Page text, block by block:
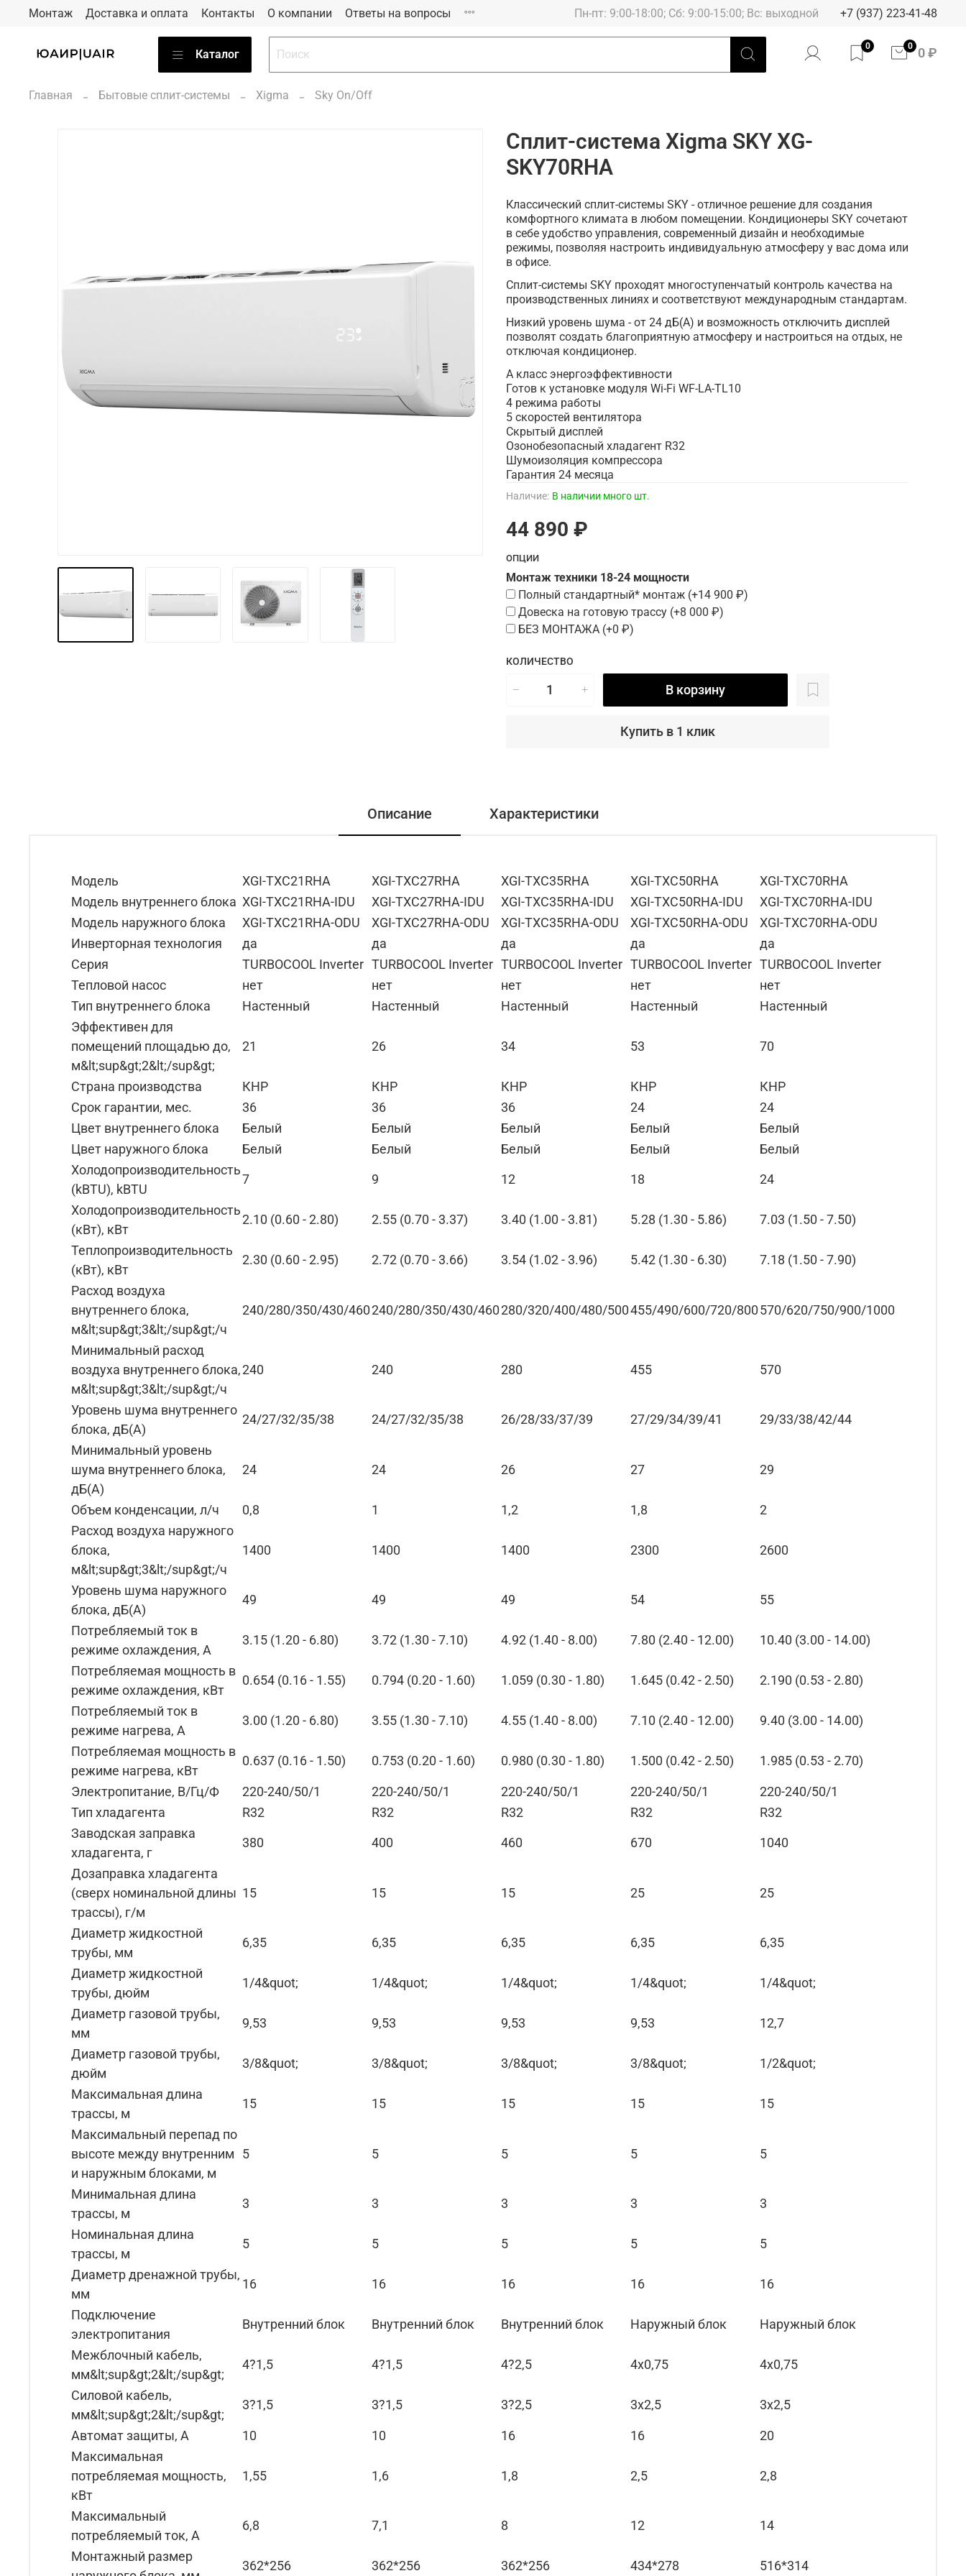
Монтаж Доставка и оплата Контакты О компании Ответы на вопросы Пн-пт: 9:00-18:00; Сб: 9:00-15:00; Вс: выходной +7 (937) 223-41-48
Каталог
0 0 0 ₽
Главная Бытовые сплит-системы Xigma Sky On/Off
Наличие: В наличии много шт.
Сплит-система Xigma SKY XG-
SKY70RHA
44 890 ₽
КОЛИЧЕСТВО
В корзину
Купить в 1 клик
ОПЦИИ
Монтаж техники 18-24 мощности
Полный стандартный* монтаж (+14 900 ₽)
Довеска на готовую трассу (+8 000 ₽)
БЕЗ МОНТАЖА (+0 ₽)
Классический сплит-системы SKY - отличное решение для создания
комфортного климата в любом помещении. Кондиционеры SKY сочетают
в себе удобство управления, современный дизайн и необходимые
режимы, позволяя настроить индивидуальную атмосферу у вас дома или
в офисе.
Сплит-системы SKY проходят многоступенчатый контроль качества на
производственных линиях и соответствуют международным стандартам.
Низкий уровень шума - от 24 дБ(А) и возможность отключить дисплей
позволят создать благоприятную атмосферу и настроиться на отдых, не
отключая кондиционер.
А класс энергоэффективности
Готов к установке модуля Wi-Fi WF-LA-TL10
4 режима работы
5 скоростей вентилятора
Скрытый дисплей
Озонобезопасный хладагент R32
Шумоизоляция компрессора
Гарантия 24 месяца
Описание Характеристики
Модель XGI-TXC21RHA XGI-TXC27RHA XGI-TXC35RHA XGI-TXC50RHA
XGI-TXC70RHA
Модель внутреннего блока XGI-TXC21RHA-IDU XGI-TXC27RHA-IDU XGI-TXC35RHA-IDU XGI-TXC50RHA-IDU
XGI-TXC70RHA-IDU
Модель наружного блока
XGI-TXC21RHA-ODU XGI-TXC27RHA-ODU XGI-TXC35RHA-ODU XGI-TXC50RHA-ODU
XGI-TXC70RHA-ODU
Инверторная технология
да да да да
да
Серия
TURBOCOOL Inverter TURBOCOOL Inverter TURBOCOOL Inverter TURBOCOOL Inverter TURBOCOOL Inverter
Тепловой насос
нет нет нет нет
нет
Тип внутреннего блока
Настенный Настенный Настенный Настенный
Настенный
Эффективен для
помещений площадью до,
м&lt;sup&gt;2&lt;/sup&gt;
21 26 34 53 70
Страна производства КНР КНР КНР КНР
КНР
Срок гарантии, мес.
36 36 36 24
24
Цвет внутреннего блока
Белый Белый Белый Белый
Белый
Цвет наружного блока
Белый Белый Белый Белый
Белый
Холодопроизводительность
(kBTU), kBTU
7 9 12 18 24
Холодопроизводительность
(кВт), кВт
2.10 (0.60 - 2.80) 2.55 (0.70 - 3.37) 3.40 (1.00 - 3.81) 5.28 (1.30 - 5.86) 7.03 (1.50 - 7.50)
Теплопроизводительность
(кВт), кВт
2.30 (0.60 - 2.95) 2.72 (0.70 - 3.66) 3.54 (1.02 - 3.96) 5.42 (1.30 - 6.30) 7.18 (1.50 - 7.90)
Расход воздуха
внутреннего блока,
м&lt;sup&gt;3&lt;/sup&gt;/ч
240/280/350/430/460240/280/350/430/460280/320/400/480/500455/490/600/720/800570/620/750/900/1000
Минимальный расход
воздуха внутреннего блока,
м&lt;sup&gt;3&lt;/sup&gt;/ч
240 240 280 455 570
Уровень шума внутреннего
блока, дБ(А)
24/27/32/35/38 24/27/32/35/38 26/28/33/37/39 27/29/34/39/41 29/33/38/42/44
Минимальный уровень
шума внутреннего блока,
дБ(А)
24 24 26 27 29
Объем конденсации, л/ч 0,8 1 1,2 1,8
2
Расход воздуха наружного
блока,
м&lt;sup&gt;3&lt;/sup&gt;/ч
1400 1400 1400 2300 2600
Уровень шума наружного
блока, дБ(А)
49 49 49 54 55
Потребляемый ток в
режиме охлаждения, А
3.15 (1.20 - 6.80) 3.72 (1.30 - 7.10) 4.92 (1.40 - 8.00) 7.80 (2.40 - 12.00) 10.40 (3.00 - 14.00)
Потребляемая мощность в
режиме охлаждения, кВт
0.654 (0.16 - 1.55) 0.794 (0.20 - 1.60) 1.059 (0.30 - 1.80) 1.645 (0.42 - 2.50) 2.190 (0.53 - 2.80)
Потребляемый ток в
режиме нагрева, А
3.00 (1.20 - 6.80) 3.55 (1.30 - 7.10) 4.55 (1.40 - 8.00) 7.10 (2.40 - 12.00) 9.40 (3.00 - 14.00)
Потребляемая мощность в
режиме нагрева, кВт
0.637 (0.16 - 1.50) 0.753 (0.20 - 1.60) 0.980 (0.30 - 1.80) 1.500 (0.42 - 2.50) 1.985 (0.53 - 2.70)
Электропитание, В/Гц/Ф 220-240/50/1 220-240/50/1 220-240/50/1 220-240/50/1
220-240/50/1
Тип хладагента
R32 R32 R32 R32
R32
Заводская заправка
хладагента, г
380 400 460 670 1040
Дозаправка хладагента
(сверх номинальной длины
трассы), г/м
15 15 15 25 25
Диаметр жидкостной
трубы, мм
6,35 6,35 6,35 6,35 6,35
Диаметр жидкостной
трубы, дюйм
1/4&quot; 1/4&quot; 1/4&quot; 1/4&quot; 1/4&quot;
Диаметр газовой трубы,
мм
9,53 9,53 9,53 9,53 12,7
Диаметр газовой трубы,
дюйм
3/8&quot; 3/8&quot; 3/8&quot; 3/8&quot; 1/2&quot;
Максимальная длина
трассы, м
15 15 15 15 15
Максимальный перепад по
высоте между внутренним
и наружным блоками, м
5 5 5 5 5
Минимальная длина
трассы, м
3 3 3 3 3
Номинальная длина
трассы, м
5 5 5 5 5
Диаметр дренажной трубы,
мм
16 16 16 16 16
Подключение
электропитания
Внутренний блок Внутренний блок Внутренний блок Наружный блок Наружный блок
Межблочный кабель,
мм&lt;sup&gt;2&lt;/sup&gt;
4?1,5 4?1,5 4?2,5 4x0,75 4x0,75
Силовой кабель,
мм&lt;sup&gt;2&lt;/sup&gt;
3?1,5 3?1,5 3?2,5 3x2,5 3x2,5
Автомат защиты, А 10 10 16 16
20
Максимальная
потребляемая мощность,
кВт
1,55 1,6 1,8 2,5 2,8
Максимальный
потребляемый ток, А
6,8 7,1 8 12 14
Монтажный размер
362*256 362*256 362*256 434*278 516*314